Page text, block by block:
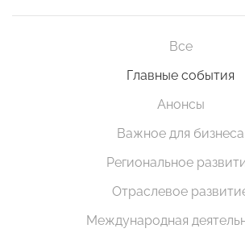
Все
Главные события
Анонсы
Важное для бизнеса
Региональное
Отраслевое
Международная